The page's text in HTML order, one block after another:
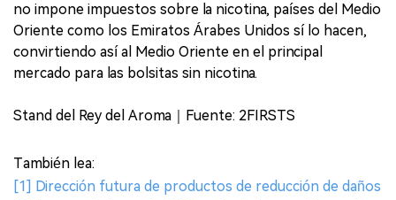
no impone impuestos sobre la nicotina, países del Medio
Oriente como los Emiratos Árabes Unidos sí lo hacen,
convirtiendo así al Medio Oriente en el principal
mercado para las bolsitas sin nicotina.
Stand del Rey del Aroma｜Fuente: 2FIRSTS
También lea:
[1] Dirección futura de productos de reducción de daños